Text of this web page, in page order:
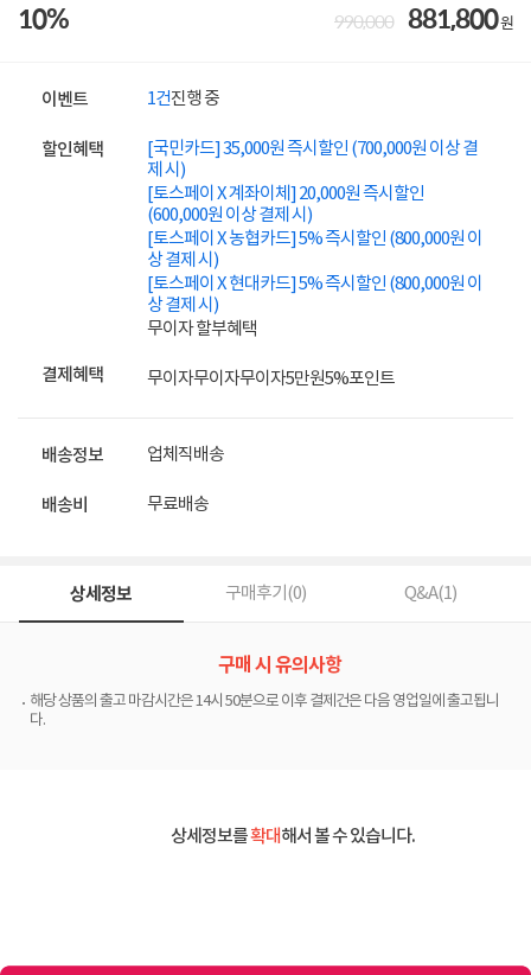
10% 990,000 881,800원
이벤트 1건진행 중
할인혜택
[국민카드] 35,000원 즉시할인 (700,000원 이상 결
제 시)
[토스페이 X 계좌이체] 20,000원 즉시할인
(600,000원 이상 결제 시)
[토스페이 X 농협카드] 5% 즉시할인 (800,000원 이
상 결제 시)
[토스페이 X 현대카드] 5% 즉시할인 (800,000원 이
상 결제 시)
무이자 할부혜택
결제혜택 무이자무이자무이자5만원5%포인트
배송정보 업체직배송
배송비 무료배송
상세정보 구매후기(0) Q&A(1)
구매 시 유의사항
해당 상품의 출고 마감시간은 14시 50분으로 이후 결제건은 다음 영업일에 출고됩니
다.
상세정보를확대해서 볼 수 있습니다.